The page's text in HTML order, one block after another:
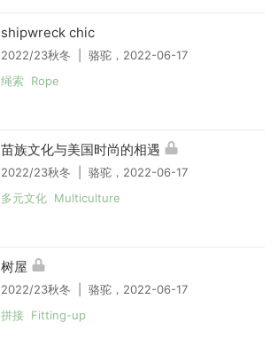
shipwreck chic
2022/23秋冬 | 骆驼，2022-06-17
绳索 Rope
苗族文化与美国时尚的相遇
2022/23秋冬 | 骆驼，2022-06-17
多元文化 Multiculture
树屋
2022/23秋冬 | 骆驼，2022-06-17
拼接 Fitting-up